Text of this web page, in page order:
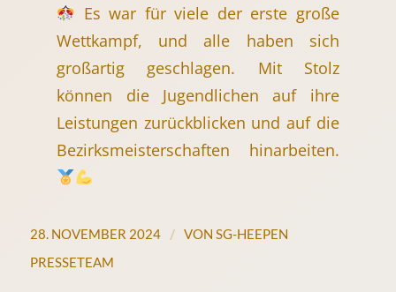
Es war für viele der erste große
Wettkampf, und alle haben sich
großartig geschlagen. Mit Stolz
können die Jugendlichen auf ihre
Leistungen zurückblicken und auf die
Bezirksmeisterschaften hinarbeiten.
28. NOVEMBER 2024 / VON SG-HEEPEN
PRESSETEAM